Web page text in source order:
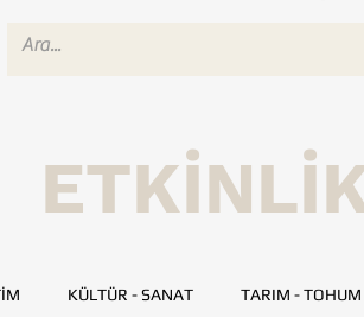
KÜLTÜR - SANAT TARIM - TOHUM